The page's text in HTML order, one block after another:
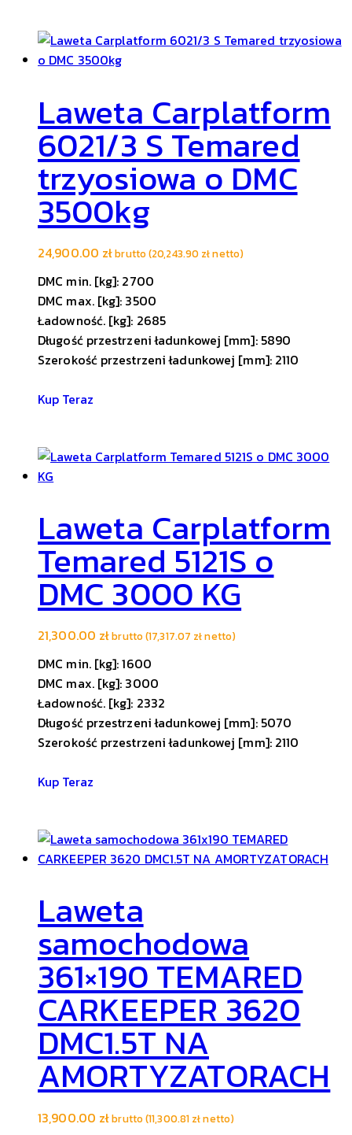
Laweta Carplatform
6021/3 S Temared
trzyosiowa o DMC
3500kg
24,900.00 zł brutto (20,243.90 złnetto)
DMC min. [kg]: 2700
DMC max. [kg]: 3500
Ładowność. [kg]: 2685
Długość przestrzeni ładunkowej [mm]: 5890
Szerokość przestrzeni ładunkowej [mm]: 2110
Kup Teraz
Laweta Carplatform
Temared 5121S o
DMC 3000 KG
21,300.00 zł brutto (17,317.07 złnetto)
DMC min. [kg]: 1600
DMC max. [kg]: 3000
Ładowność. [kg]: 2332
Długość przestrzeni ładunkowej [mm]: 5070
Szerokość przestrzeni ładunkowej [mm]: 2110
Kup Teraz
Laweta
samochodowa
361×190 TEMARED
CARKEEPER 3620
DMC1.5T NA
AMORTYZATORACH
13,900.00 zł brutto (11,300.81 złnetto)